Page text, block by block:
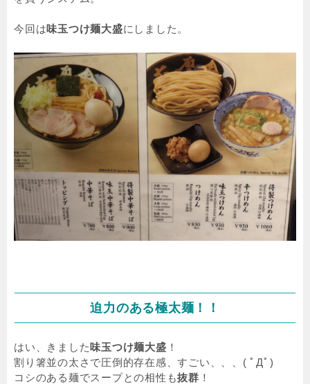
今回は味玉つけ麺大盛にしました。
迫力のある極太麺！！
はい、きました味玉つけ麺大盛 ！
割り箸並の太さで圧倒的存在感、すごい、、、( ﾟДﾟ)
コシのある麺でスープとの相性も抜群 ！